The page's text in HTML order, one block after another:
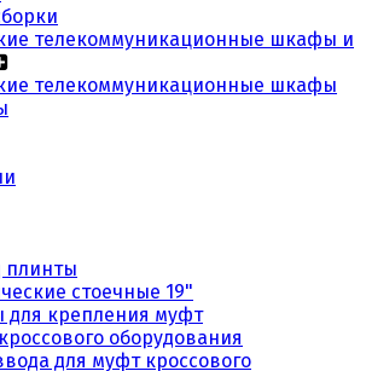
телекоммуникационные шкафы и
телекоммуникационные шкафы
плинты
стоечные 19"
для крепления муфт
оборудования
для муфт кроссового